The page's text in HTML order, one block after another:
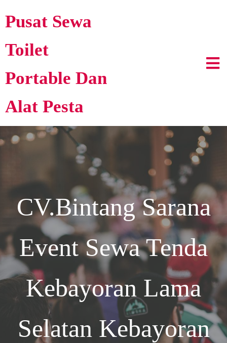
Pusat Sewa
Toilet
Portable Dan
Alat Pesta
CV.Bintang Sarana
EventSewa Tenda
Kebayoran Lama
Selatan Kebayoran